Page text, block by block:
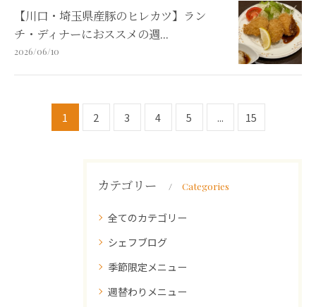
【川口・埼玉県産豚のヒレカツ】ラン
チ・ディナーにおススメの週...
2026/06/10
1 2 3 4 5 ... 15
カテゴリー Categories
全てのカテゴリー
シェフブログ
季節限定メニュー
週替わりメニュー